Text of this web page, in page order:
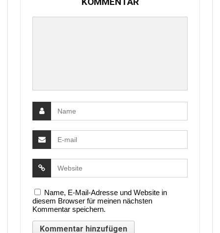
Name, E-Mail-Adresse und Website in
diesem Browser für meinen nächsten
Kommentar speichern.